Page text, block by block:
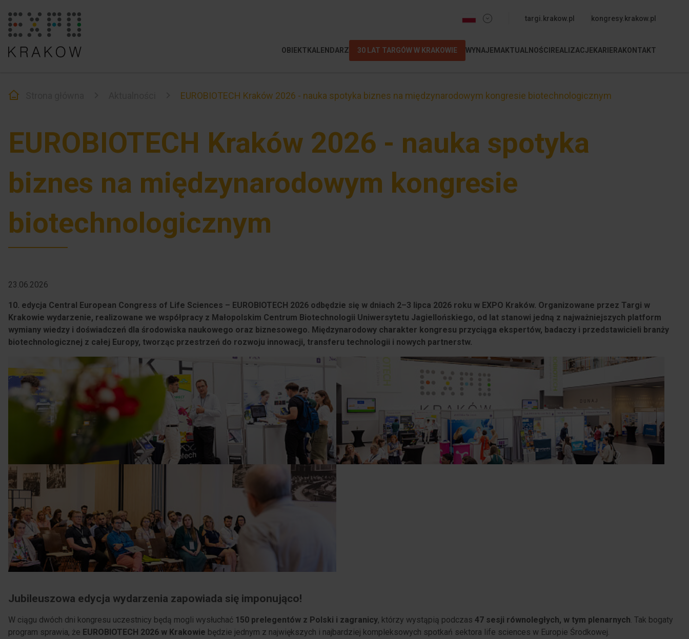
Menu dodatkowe (nagłówek)
targi.krakow.pl kongresy.krakow.pl
OBIEKT KALENDARZ 30 LAT TARGÓW W KRAKOWIE WYNAJEM AKTUALNOŚCI REALIZACJE KARIERAKONTAKT
EUROBIOTECH Kraków 2026 - nauka spotyka biznes na międzynarodowym kongresie biotechnologicznym
EUROBIOTECH Kraków 2026 - nauka spotyka
biznes na międzynarodowym kongresie
biotechnologicznym
23.06.2026
10. edycja Central European Congress of Life Sciences – EUROBIOTECH 2026 odbędzie się w dniach 2–3 lipca 2026 roku w EXPO Kraków. Organizowane przez Targi w
Krakowie wydarzenie, realizowane we współpracy z Małopolskim Centrum Biotechnologii Uniwersytetu Jagiellońskiego, od lat stanowi jedną z najważniejszych platform
wymiany wiedzy i doświadczeń dla środowiska naukowego oraz biznesowego. Międzynarodowy charakter kongresu przyciąga ekspertów, badaczy i przedstawicieli branży
biotechnologicznej z całej Europy, tworząc przestrzeń do rozwoju innowacji, transferu technologii i nowych partnerstw.
Jubileuszowa edycja wydarzenia zapowiada się imponująco!
W ciągu dwóch dni kongresu uczestnicy będą mogli wysłuchać 150 prelegentów z Polski i zagranicy, którzy wystąpią podczas 47 sesji równoległych, w tym plenarnych. Tak bogaty
program sprawia, że EUROBIOTECH 2026 w Krakowie będzie jednym z największych i najbardziej kompleksowych spotkań sektora life sciences w Europie Środkowej.